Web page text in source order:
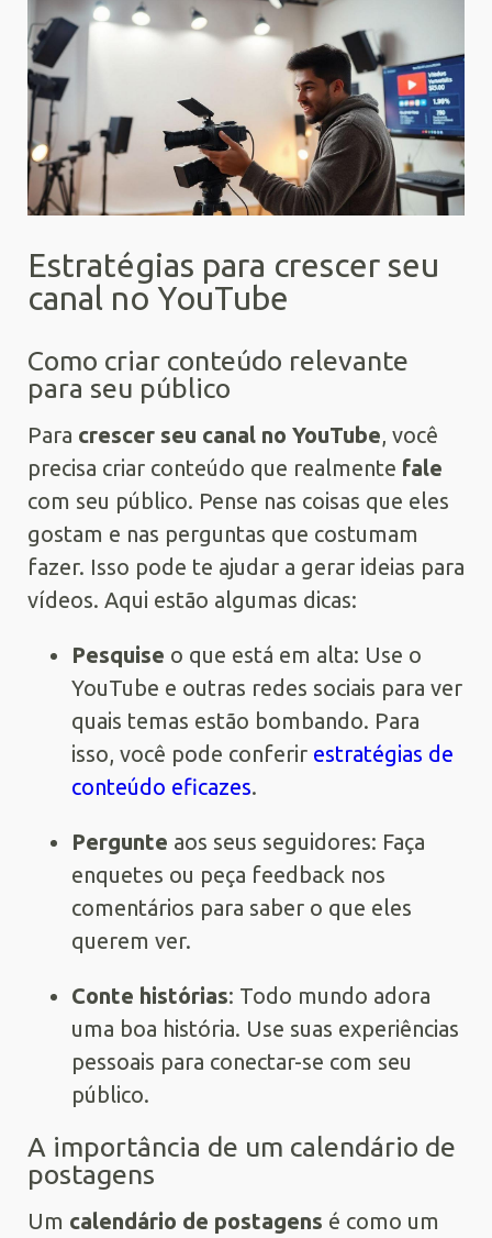
Estratégias para crescer seu
canal no YouTube
Como criar conteúdo relevante
para seu público
Para crescer seu canal no YouTube, você
precisa criar conteúdo que realmente fale
com seu público. Pense nas coisas que eles
gostam e nas perguntas que costumam
fazer. Isso pode te ajudar a gerar ideias para
vídeos. Aqui estão algumas dicas:
Pesquise o que está em alta: Use o
YouTube e outras redes sociais para ver
quais temas estão bombando. Para
isso, você pode conferir estratégias de
conteúdo eficazes.
Pergunte aos seus seguidores: Faça
enquetes ou peça feedback nos
comentários para saber o que eles
querem ver.
Conte histórias: Todo mundo adora
uma boa história. Use suas experiências
pessoais para conectar-se com seu
público.
A importância de um calendário de
postagens
Um calendário de postagens é como um